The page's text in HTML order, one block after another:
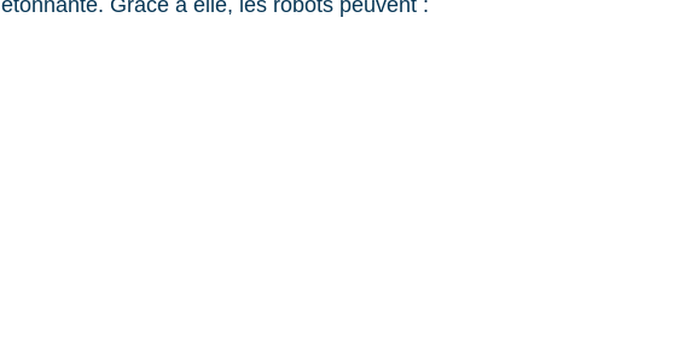
étonnante. Grâce à elle, les robots peuvent :